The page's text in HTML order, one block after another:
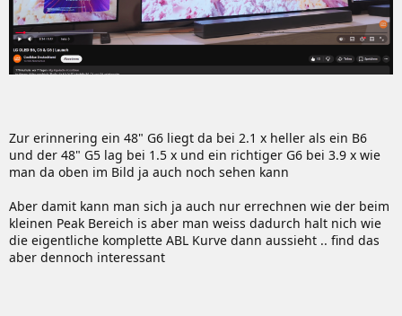
Zur erinnering ein 48" G6 liegt da bei 2.1 x heller als ein B6
und der 48" G5 lag bei 1.5 x und ein richtiger G6 bei 3.9 x wie
man da oben im Bild ja auch noch sehen kann
Aber damit kann man sich ja auch nur errechnen wie der beim
kleinen Peak Bereich is aber man weiss dadurch halt nich wie
die eigentliche komplette ABL Kurve dann aussieht .. find das
aber dennoch interessant